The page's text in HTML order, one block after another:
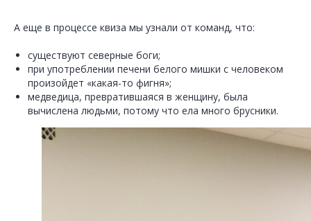
А еще в процессе квиза мы узнали от команд, что:
существуют северные боги;
при употреблении печени белого мишки с человеком
произойдет «какая-то фигня»;
медведица, превратившаяся в женщину, была
вычислена людьми, потому что ела много брусники.